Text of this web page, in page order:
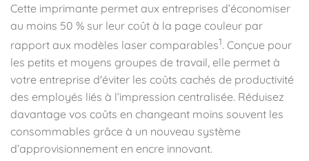
Cette imprimante permet aux entreprises d’économiser
au moins 50 % sur leur coût à la page couleur par
rapport aux modèles laser comparables1. Conçue pour
les petits et moyens groupes de travail, elle permet à
votre entreprise d'éviter les coûts cachés de productivité
des employés liés à l’impression centralisée. Réduisez
davantage vos coûts en changeant moins souvent les
consommables grâce à un nouveau système
d’approvisionnement en encre innovant.